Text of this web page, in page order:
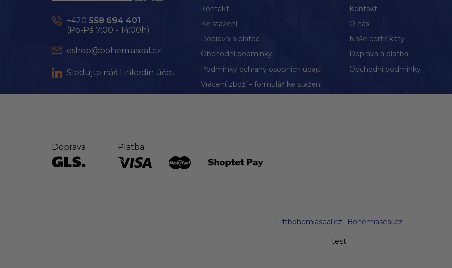
+420 558 694 401
(Po-Pá 7:00 - 14:00h)
eshop@bohemiaseal.cz
Sledujte náš Linkedin účet
Kontakt
Ke stažení
Doprava a platba
Obchodní podmínky
Podmínky ochrany osobních údajů
Vrácení zboží – formulář ke stažení
Kontakt
O nás
Naše certifikáty
Doprava a platba
Obchodní podmínky
Doprava Platba
Liftbohemiaseal.cz Bohemiaseal.cz
test